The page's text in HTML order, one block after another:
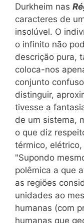
Durkheim nas
caracteres de
insolúvel. O
o infinito não
descrição pura,
coloca-nos
conjunto
distinguir,
tivesse a
de um sistema,
o que diz
térmico,
"Supondo
polêmica a que
as regiões
unidades ao
humanas (com
humanas que